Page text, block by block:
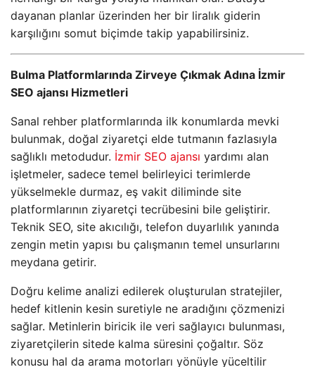
dayanan planlar üzerinden her bir liralık giderin
karşılığını somut biçimde takip yapabilirsiniz.
Bulma Platformlarında Zirveye Çıkmak Adına İzmir
SEO ajansı Hizmetleri
Sanal rehber platformlarında ilk konumlarda mevki
bulunmak, doğal ziyaretçi elde tutmanın fazlasıyla
sağlıklı metodudur. İzmir SEO ajansı yardımı alan
işletmeler, sadece temel belirleyici terimlerde
yükselmekle durmaz, eş vakit diliminde site
platformlarının ziyaretçi tecrübesini bile geliştirir.
Teknik SEO, site akıcılığı, telefon duyarlılık yanında
zengin metin yapısı bu çalışmanın temel unsurlarını
meydana getirir.
Doğru kelime analizi edilerek oluşturulan stratejiler,
hedef kitlenin kesin suretiyle ne aradığını çözmenizi
sağlar. Metinlerin biricik ile veri sağlayıcı bulunması,
ziyaretçilerin sitede kalma süresini çoğaltır. Söz
konusu hal da arama motorları yönüyle yüceltilir